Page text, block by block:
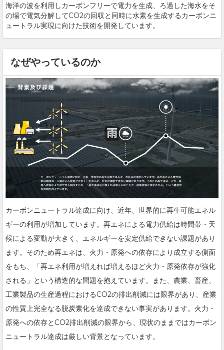
海洋の波を利用しカーボンフリーで電力を生成、ろ過した海水をそ
の場で電気分解してCO2の回収と同時に水素を生成するカーボンニ
ュートラル実現に向けた技術を開発しています。
なぜやっているのか
カーボンニュートラル達成に向け、近年、世界的に再生可能エネル
ギーの利用が増加しています。再エネによる電力供給は時間帯・天
候による変動が大きく、エネルギーを安定供給できない課題があり
ます。そのため再エネは、火力・原発への依存により成立する側面
をもち、「再エネ利用が増えれば増えるほど火力・原発依存が強化
される」という構造的な問題を抱えています。また、農業、畜産、
工業製品の生産過程におけるCO2の排出削減には限界があり、産業
の性質上完全なる脱炭素化を達成できない事実があります。火力・
原発への依存とCO2排出削減の限界から、現状のままではカーボン
ニュートラル達成は厳しい背景となっています。